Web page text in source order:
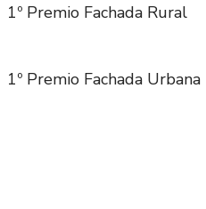
1º Premio Fachada Rural
1º Premio Fachada Urbana